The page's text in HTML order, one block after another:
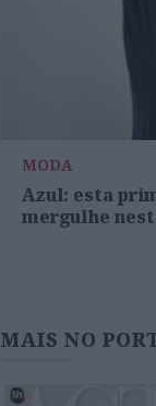
MODA
Azul: esta
mergulhe
MAIS NO